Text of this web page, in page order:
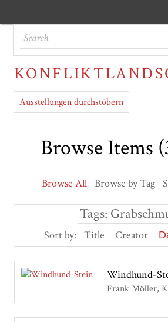
Ausstellungen durchstöbern
Browse Items
Browse All Browse by Tag
Tags:
Sort by: Title Creator
Windhund-
Frank Möller,